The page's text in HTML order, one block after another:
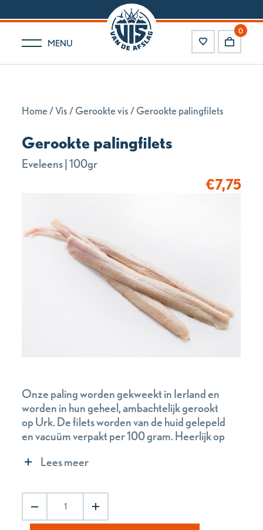
MENU
0
Home/Vis/Gerookte vis/ Gerookte palingfilets
Gerookte palingfilets
Eveleens | 100gr
€7,75
Onze paling worden gekweekt in Ierland en
worden in hun geheel, ambachtelijk gerookt
op Urk. De filets worden van de huid gelepeld
en vacuüm verpakt per 100 gram. Heerlijk op
Lees meer
palingfilets
aantal